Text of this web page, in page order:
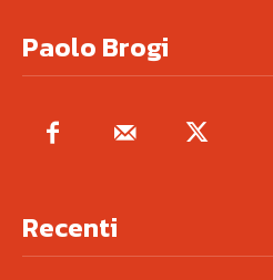
Paolo Brogi
Recenti